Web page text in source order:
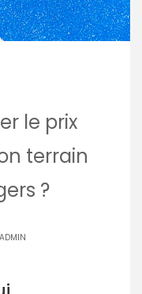
le prix
terrain
?
ADMIN